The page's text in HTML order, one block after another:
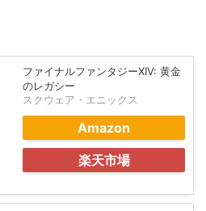
ファイナルファンタジーXIV: 黄金
のレガシー
スクウェア・エニックス
Amazon
楽天市場